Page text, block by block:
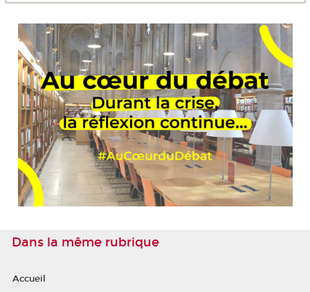
Dans la même rubrique
Accueil